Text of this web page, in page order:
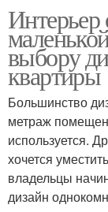
Интерьер
выбору
квартиры
Большинство
метраж
используется.
хочется
владельцы
дизайн